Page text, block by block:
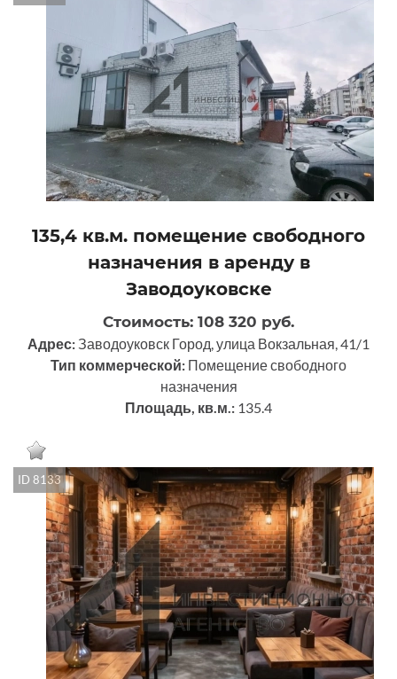
135,4 кв.м. помещение свободного
назначения в аренду в
Заводоуковске
Стоимость: 108 320 руб.
Адрес:Заводоуковск Город, улица Вокзальная, 41/1
Тип коммерческой: Помещение свободного
назначения
Площадь, кв.м.: 135.4
ID 8133